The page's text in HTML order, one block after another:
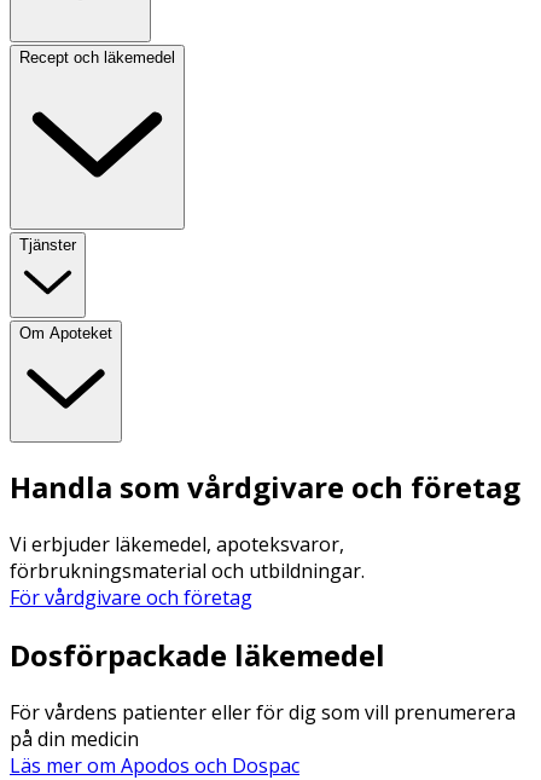
Recept och läkemedel
Tjänster
Om Apoteket
Handla som vårdgivare och företag
Vi erbjuder läkemedel, apoteksvaror,
förbrukningsmaterial och utbildningar.
För vårdgivare och företag
Dosförpackade läkemedel
För vårdens patienter eller för dig som vill prenumerera
på din medicin
Läs mer om Apodos och Dospac